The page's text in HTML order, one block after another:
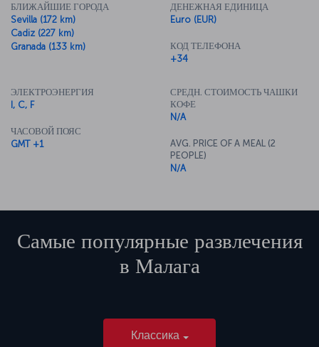
БЛИЖАЙШИЕ ГОРОДА
Sevilla (172 km)
Cadiz (227 km)
Granada (133 km)
ДЕНЕЖНАЯ ЕДИНИЦА
Euro (EUR)
КОД ТЕЛЕФОНА
+34
ЭЛЕКТРОЭНЕРГИЯ
I, C, F
ЧАСОВОЙ ПОЯС
GMT +1
СРЕДН. СТОИМОСТЬ ЧАШКИ
КОФЕ
N/A
AVG. PRICE OF A MEAL (2
PEOPLE)
N/A
Самые популярные развлечения
в Малага
Классика